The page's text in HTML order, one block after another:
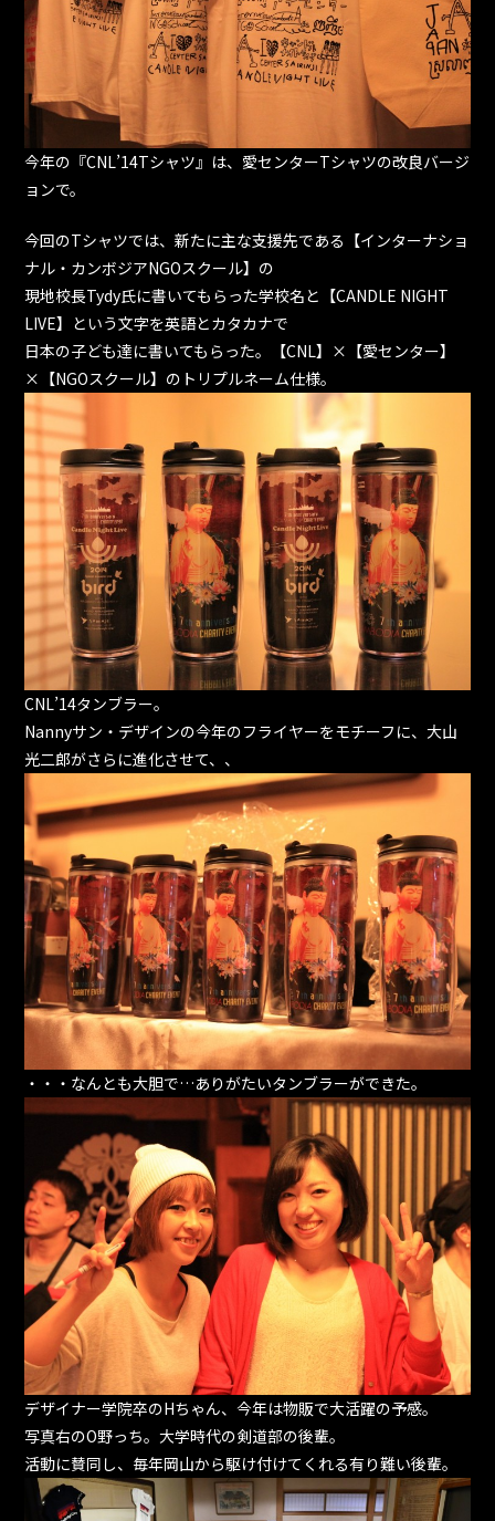
今年の『CNL’14Tシャツ』は、愛センターTシャツの改良バージ
ョンで。
今回のTシャツでは、新たに主な支援先である【インターナショ
ナル・カンボジアNGOスクール】の
現地校長Tydy氏に書いてもらった学校名と【CANDLE NIGHT
LIVE】という文字を英語とカタカナで
日本の子ども達に書いてもらった。【CNL】×【愛センター】
×【NGOスクール】のトリプルネーム仕様。
CNL’14タンブラー。
Nannyサン・デザインの今年のフライヤーをモチーフに、大山
光二郎がさらに進化させて、、
・・・なんとも大胆で…ありがたいタンブラーができた。
デザイナー学院卒のHちゃん、今年は物販で大活躍の予感。
写真右のO野っち。大学時代の剣道部の後輩。
活動に賛同し、毎年岡山から駆け付けてくれる有り難い後輩。